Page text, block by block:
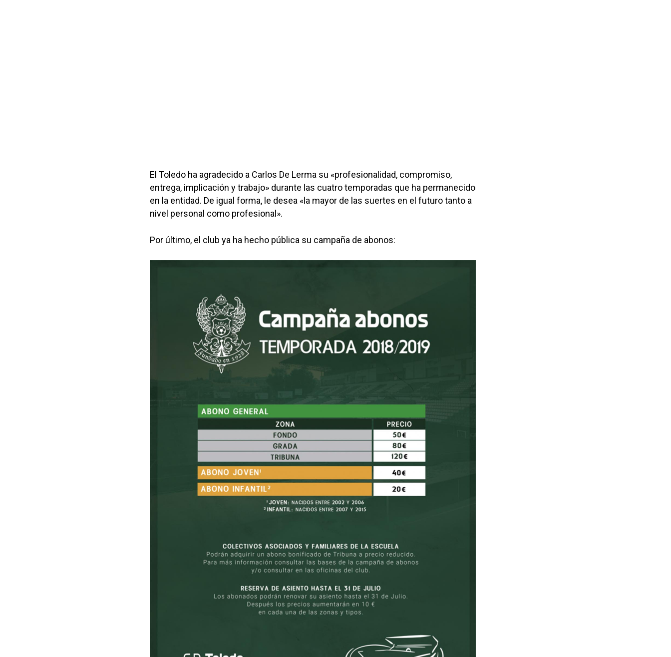
El Toledo ha agradecido a Carlos De Lerma su «profesionalidad, compromiso,
entrega, implicación y trabajo» durante las cuatro temporadas que ha permanecido
en la entidad. De igual forma, le desea «la mayor de las suertes en el futuro tanto a
nivel personal como profesional».
Por último, el club ya ha hecho pública su campaña de abonos: